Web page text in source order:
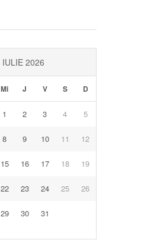
IULIE 2026
Mi J V S D
1 2 3 4 5
8 9 10 11 12
15 16 17 18 19
22 23 24 25 26
29 30 31